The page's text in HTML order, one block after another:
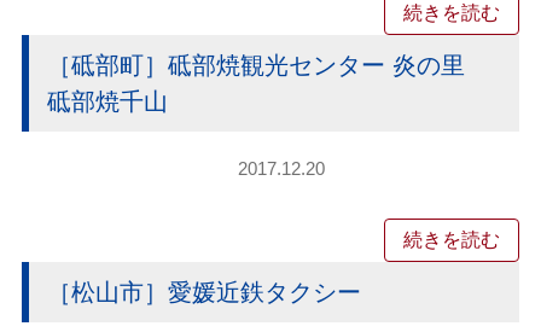
続きを読む
［砥部町］砥部焼観光センター 炎の里
砥部焼千山
2017.12.20
続きを読む
［松山市］愛媛近鉄タクシー